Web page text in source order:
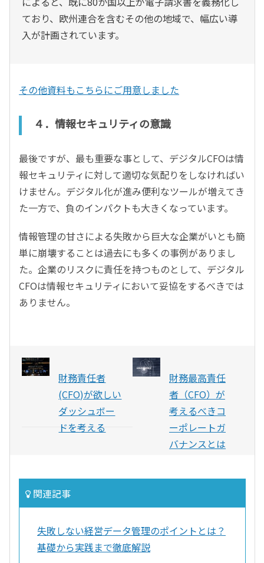
ており、欧州連合を含むその他の地域で、幅広い導
入が計画されています。
その他資料もこちらにご用意しました
４．情報セキュリティの意識
最後ですが、最も重要な事として、デジタルCFOは情
報セキュリティに対して適切な気配りをしなければい
けません。デジタル化が進み便利なツールが増えてき
た一方で、負のインパクトも大きくなっています。
情報管理の甘さによる失敗から巨大な企業がいとも簡
単に崩壊することは過去にも多くの事例がありまし
た。企業のリスクに責任を持つものとして、デジタル
CFOは情報セキュリティにおいて妥協をするべきでは
ありません。
財務責任者
(CFO)が欲しい
ダッシュボー
ドを考える
財務最高責任
者（CFO）が
考えるべきコ
ーポレートガ
バナンスとは
関連記事
失敗しない経営データ管理のポイントとは？
基礎から実践まで徹底解説